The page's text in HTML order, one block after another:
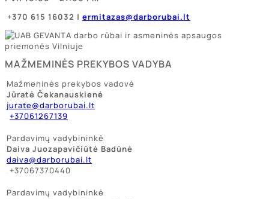
+370 615 16032 | ermitazas@darborubai.lt
MAŽMEMINĖS PREKYBOS VADYBA
Mažmeninės prekybos vadovė
Jūratė Čekanauskienė
jurate@darborubai.lt
+37061267139
Pardavimų vadybininkė
Daiva Juozapavičiūtė Badūnė
daiva@darborubai.lt
+37067370440
Pardavimų vadybininkė